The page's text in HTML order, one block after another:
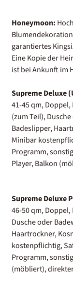
Honeymoon:
Blumendekoration
garantiertes
Eine Kopie der
ist bei Ankunft im
Supreme Deluxe
41-45 qm,
(zum Teil),
Badeslipper,
Minibar
Programm,
Player, Balkon
Supreme Deluxe
46-50 qm,
Dusche oder
Haartrockner,
kostenpflichtig,
Programm,
(möbliert),